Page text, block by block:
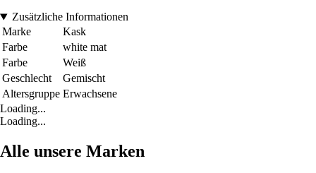
Zusätzliche Informationen
Marke
Kask
Farbe
white mat
Farbe
Weiß
Geschlecht
Gemischt
Altersgruppe Erwachsene
Loading...
Loading...
Alle unsere Marken